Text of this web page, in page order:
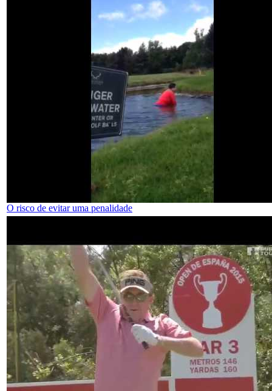
O risco de evitar uma penalidade